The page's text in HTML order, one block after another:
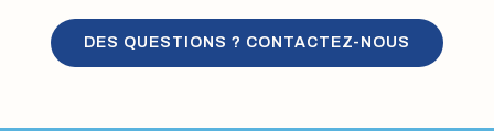
DES QUESTIONS ? CONTACTEZ-NOUS